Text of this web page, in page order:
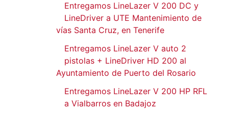
Entregamos LineLazer V 200 DC y
LineDriver a UTE Mantenimiento de
vías Santa Cruz, en Tenerife
Entregamos LineLazer V auto 2
pistolas + LineDriver HD 200 al
Ayuntamiento de Puerto del Rosario
Entregamos LineLazer V 200 HP RFL
a Vialbarros en Badajoz